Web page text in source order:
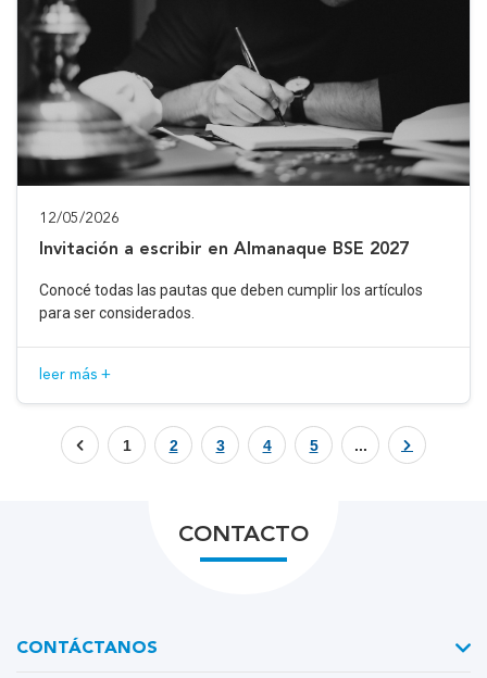
12/05/2026
Invitación a escribir en Almanaque BSE 2027
Conocé todas las pautas que deben cumplir los artículos
para ser considerados.
leer más +
1 2 3 4 5 ...
CONTACTO
CONTÁCTANOS